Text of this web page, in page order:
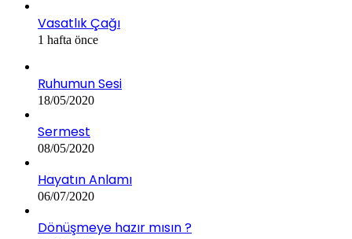
Vasatlık Çağı
1 hafta önce
Ruhumun Sesi
18/05/2020
Sermest
08/05/2020
Hayatın Anlamı
06/07/2020
Dönüşmeye hazır mısın ?